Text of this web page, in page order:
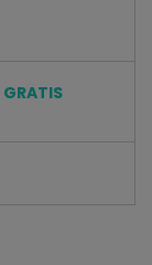
GRATIS